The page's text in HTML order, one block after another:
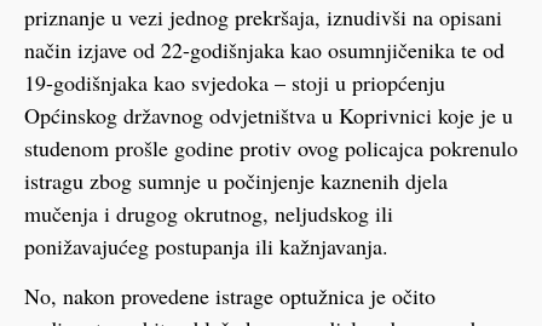
priznanje u vezi jednog prekršaja, iznudivši na opisani
način izjave od 22-godišnjaka kao osumnjičenika te od
19-godišnjaka kao svjedoka – stoji u priopćenju
Općinskog državnog odvjetništva u Koprivnici koje je u
studenom prošle godine protiv ovog policajca pokrenulo
istragu zbog sumnje u počinjenje kaznenih djela
mučenja i drugog okrutnog, neljudskog ili
ponižavajućeg postupanja ili kažnjavanja.
No, nakon provedene istrage optužnica je očito